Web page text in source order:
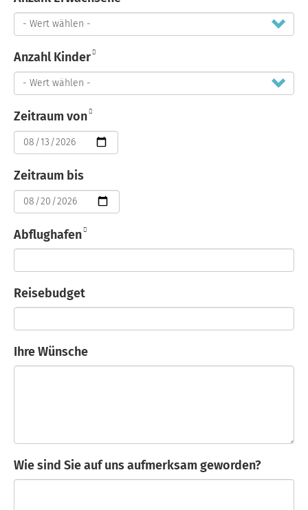
Anzahl Kinder
Zeitraum von
Datum
Zeitraum bis
Datum
Abflughafen
Reisebudget
Ihre Wünsche
Wie sind Sie auf uns aufmerksam geworden?